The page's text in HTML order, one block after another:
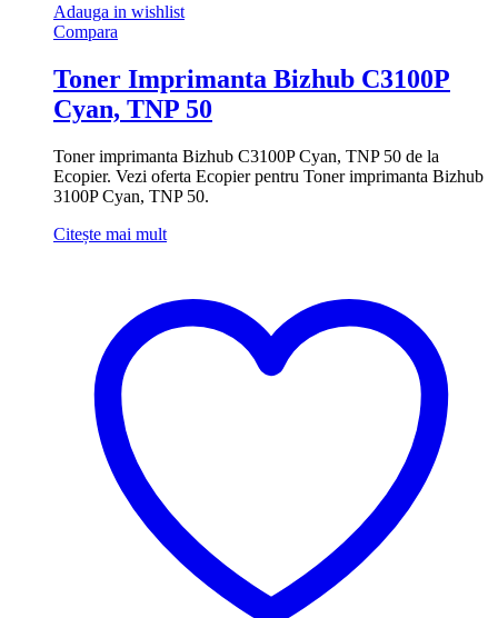
Adauga in wishlist
Compara
Toner Imprimanta Bizhub C3100P
Cyan, TNP 50
Toner imprimanta Bizhub C3100P Cyan, TNP 50 de la
Ecopier. Vezi oferta Ecopier pentru Toner imprimanta Bizhub
3100P Cyan, TNP 50.
Citește mai mult